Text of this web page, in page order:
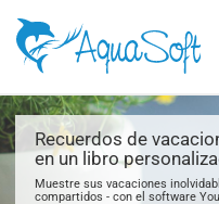
Recuerdos de
en un libro
Muestre sus vacaciones
compartidos - con el software